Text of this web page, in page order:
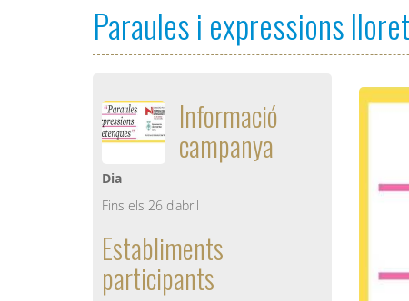
Paraules i expressions
Informació
campanya
Dia
Fins els 26 d'abril
Establiments
participants